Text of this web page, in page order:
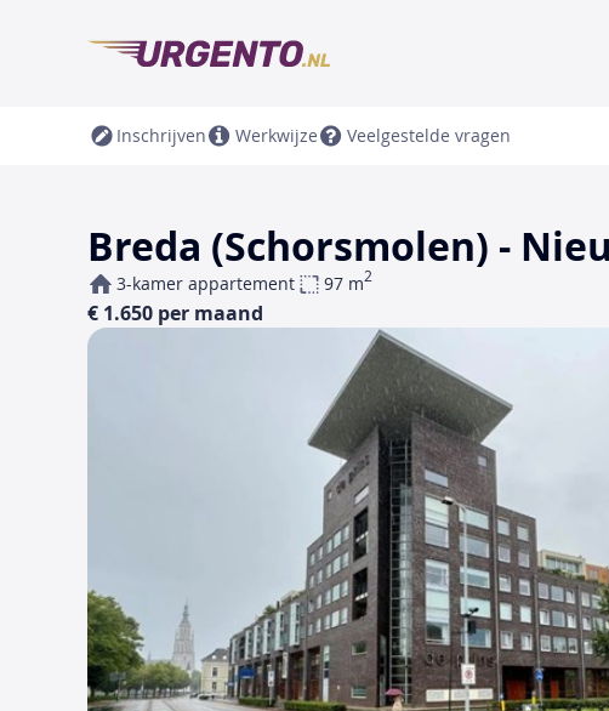
Inschrijven Werkwijze Veelgestelde vragen
Breda (Schorsmolen) -
3-kamer appartement 97 m2
€ 1.650 per maand